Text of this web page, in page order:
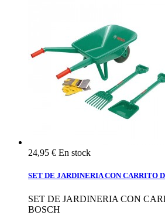
24,95 € En stock
SET DE JARDINERIA CON CARRITO
SET DE JARDINERIA CON
BOSCH